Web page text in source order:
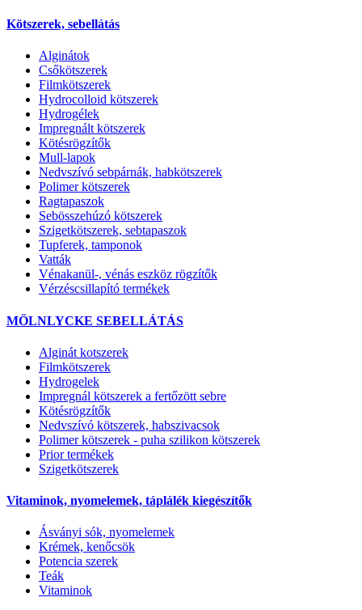
Kötszerek, sebellátás
Alginátok
Csőkötszerek
Filmkötszerek
Hydrocolloid kötszerek
Hydrogélek
Impregnált kötszerek
Kötésrögzítők
Mull-lapok
Nedvszívó sebpárnák, habkötszerek
Polimer kötszerek
Ragtapaszok
Sebösszehúzó kötszerek
Szigetkötszerek, sebtapaszok
Tupferek, tamponok
Vatták
Vénakanül-, vénás eszköz rögzítők
Vérzéscsillapító termékek
MÖLNLYCKE SEBELLÁTÁS
Alginát kotszerek
Filmkötszerek
Hydrogelek
Impregnál kötszerek a fertőzött sebre
Kötésrögzítők
Nedvszívó kötszerek, habszivacsok
Polimer kötszerek - puha szilikon kötszerek
Prior termékek
Szigetkötszerek
Vitaminok, nyomelemek, táplálék kiegészítők
Ásványi sók, nyomelemek
Krémek, kenőcsök
Potencia szerek
Teák
Vitaminok